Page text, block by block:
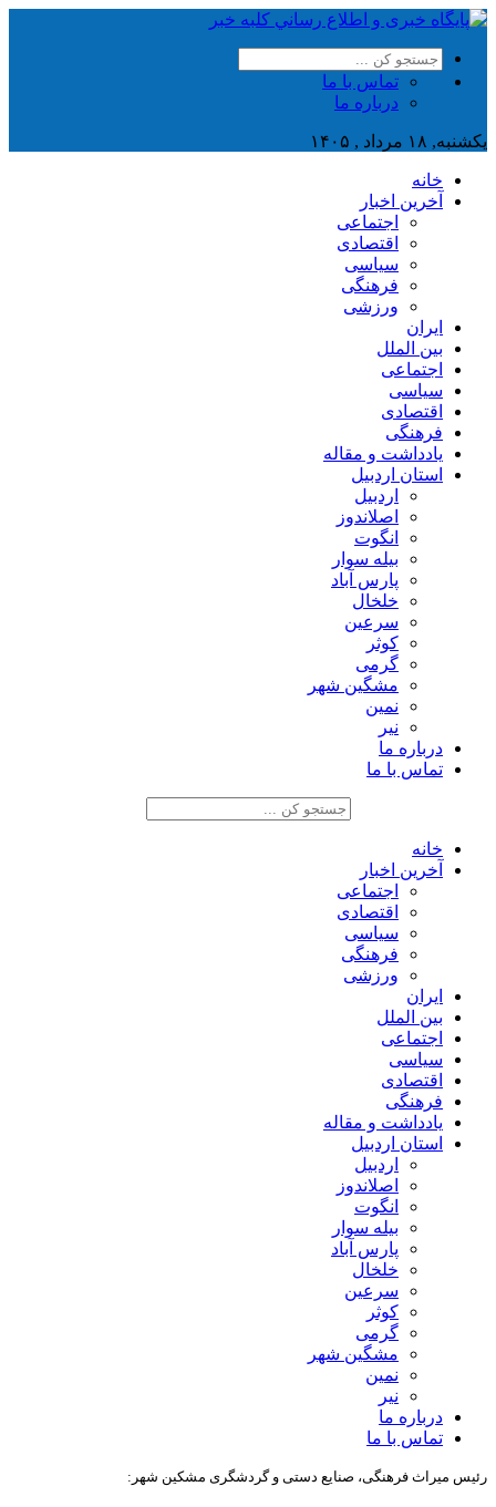
تماس با ما
درباره ما
یکشنبه, ۱۸ مرداد , ۱۴۰۵
خانه
آخرین اخبار
اجتماعی
اقتصادی
سیاسی
فرهنگی
ورزشی
ایران
بین الملل
اجتماعی
سیاسی
اقتصادی
فرهنگی
یادداشت و مقاله
استان اردبیل
اردبیل
اصلاندوز
انگوت
بیله سوار
پارس آباد
خلخال
سرعین
کوثر
گرمی
مشگین شهر
نمین
نیر
درباره ما
تماس با ما
خانه
آخرین اخبار
اجتماعی
اقتصادی
سیاسی
فرهنگی
ورزشی
ایران
بین الملل
اجتماعی
سیاسی
اقتصادی
فرهنگی
یادداشت و مقاله
استان اردبیل
اردبیل
اصلاندوز
انگوت
بیله سوار
پارس آباد
خلخال
سرعین
کوثر
گرمی
مشگین شهر
نمین
نیر
درباره ما
تماس با ما
رئیس میراث فرهنگی، صنایع دستی و گردشگری مشکین شهر: